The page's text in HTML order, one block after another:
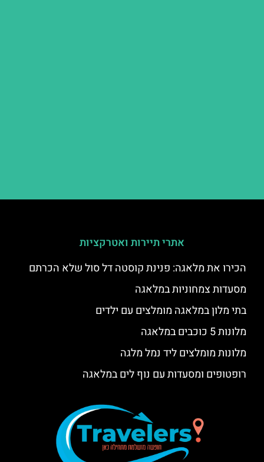
אתרי תיירות ואטרקציות
הכירו את מלאגה: פנינת קוסטה דל סול שלא הכרתם
מסעדות צמחוניות במלאגה
בתי מלון במלאגה מומלצים עם ילדים
מלונות 5 כוכבים במלאגה
מלונות מומלצים ליד נמל מלגה
רופטופים ומסעדות עם נוף לים במלאגה